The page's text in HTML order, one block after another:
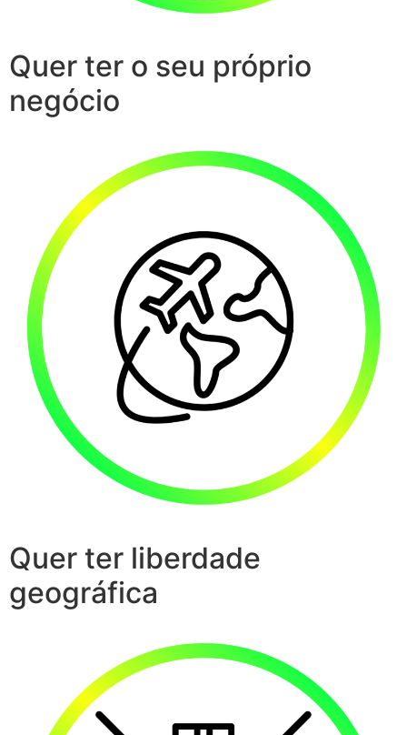
Quer ter o seu próprio
negócio
Quer ter liberdade
geográfica